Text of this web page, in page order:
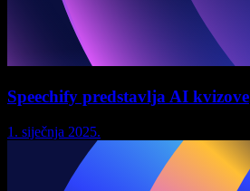
Speechify predstavlja AI kvizove
1. siječnja 2025.